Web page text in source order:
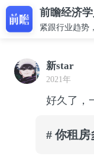
前瞻经济
紧跟行业趋势
新star
2021年
好久了，
# 你租房